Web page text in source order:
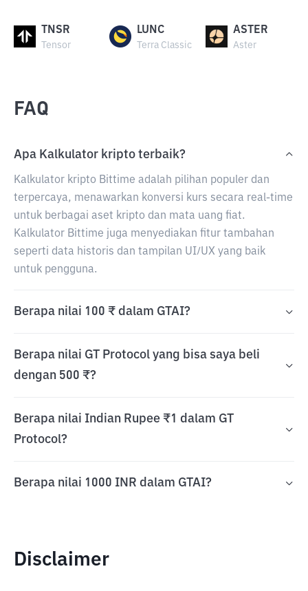
TNSR
Tensor
LUNC
Terra Classic
ASTER
Aster
FAQ
Apa Kalkulator kripto terbaik?
Kalkulator kripto Bittime adalah pilihan populer dan
terpercaya, menawarkan konversi kurs secara real-time
untuk berbagai aset kripto dan mata uang fiat.
Kalkulator Bittime juga menyediakan fitur tambahan
seperti data historis dan tampilan UI/UX yang baik
untuk pengguna.
Berapa nilai 100 ₹ dalam GTAI?
Berapa nilai GT Protocol yang bisa saya beli
dengan 500 ₹?
Berapa nilai Indian Rupee ₹1 dalam GT
Protocol?
Berapa nilai 1000 INR dalam GTAI?
Disclaimer